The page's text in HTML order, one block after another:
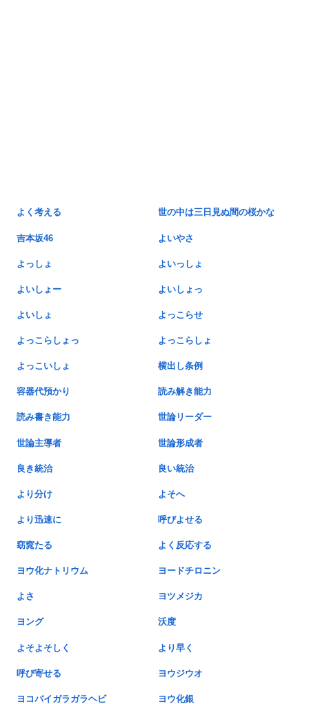
よく考える 世の中は三日見ぬ間の桜かな
吉本坂46 よいやさ
よっしょ よいっしょ
よいしょー よいしょっ
よいしょ よっこらせ
よっこらしょっ よっこらしょ
よっこいしょ 横出し条例
容器代預かり 読み解き能力
読み書き能力 世論リーダー
世論主導者 世論形成者
良き統治 良い統治
より分け よそへ
より迅速に 呼びよせる
窈窕たる よく反応する
ヨウ化ナトリウム ヨードチロニン
よさ ヨツメジカ
ヨング 沃度
よそよそしく より早く
呼び寄せる ヨウジウオ
ヨコバイガラガラヘビ ヨウ化銀